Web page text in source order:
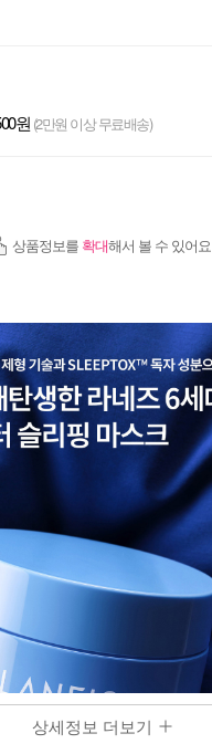
원 (2만원 이상 무료배송)
상품정보를 확대해서 볼 수 있어요
상세정보 더보기